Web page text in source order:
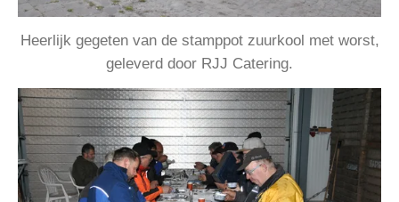
Heerlijk gegeten van de stamppot zuurkool met worst,
geleverd door RJJ Catering.